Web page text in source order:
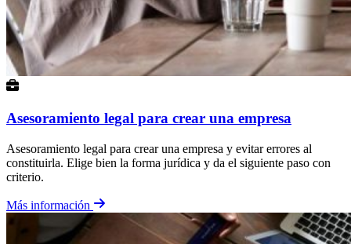
Asesoramiento legal para crear una empresa
Asesoramiento legal para crear una empresa y evitar errores al
constituirla. Elige bien la forma jurídica y da el siguiente paso con
criterio.
Más información